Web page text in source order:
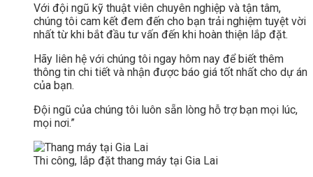
Với đội ngũ kỹ thuật viên chuyên nghiệp và tận tâm,
chúng tôi cam kết đem đến cho bạn trải nghiệm tuyệt vời
nhất từ khi bắt đầu tư vấn đến khi hoàn thiện lắp đặt.
Hãy liên hệ với chúng tôi ngay hôm nay để biết thêm
thông tin chi tiết và nhận được báo giá tốt nhất cho dự án
của bạn.
Đội ngũ của chúng tôi luôn sẵn lòng hỗ trợ bạn mọi lúc,
mọi nơi.”
Thi công, lắp đặt thang máy tại Gia Lai